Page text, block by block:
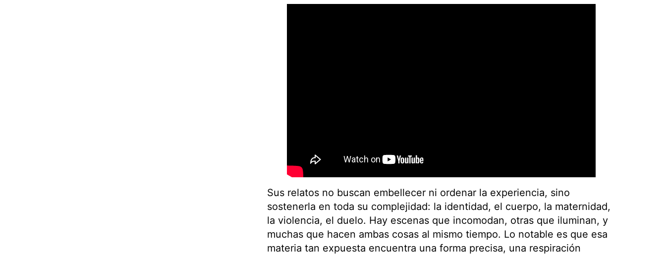
Sus relatos no buscan embellecer ni ordenar la experiencia, sino
sostenerla en toda su complejidad: la identidad, el cuerpo, la maternidad,
la violencia, el duelo. Hay escenas que incomodan, otras que iluminan, y
muchas que hacen ambas cosas al mismo tiempo. Lo notable es que esa
materia tan expuesta encuentra una forma precisa, una respiración